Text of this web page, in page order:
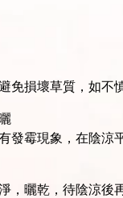
免損壞草質，如不
發霉現象，在陰涼
，曬乾，待陰涼後